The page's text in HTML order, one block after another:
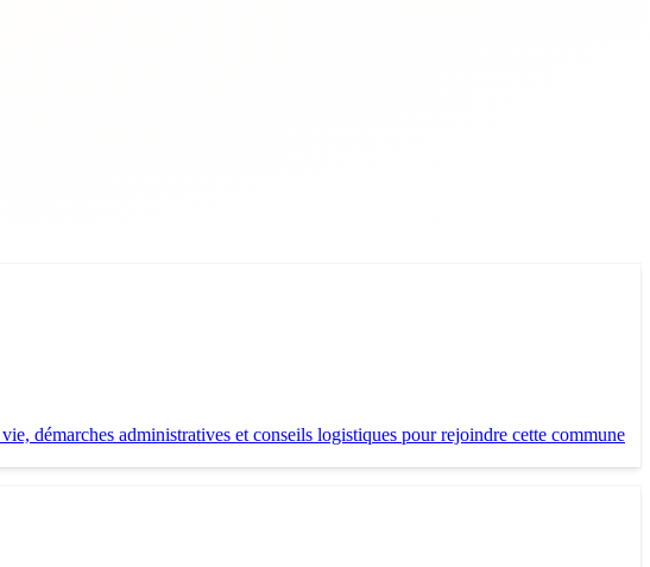
démarches administratives et conseils logistiques pour rejoindre cette commune